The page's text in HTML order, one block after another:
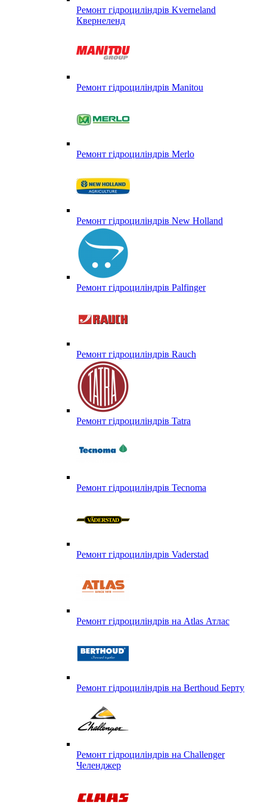
Ремонт гідроциліндрів Kverneland
Квернеленд
Ремонт гідроциліндрів Manitou
Ремонт гідроциліндрів Merlo
Ремонт гідроциліндрів New Holland
Ремонт гідроциліндрів Palfinger
Ремонт гідроциліндрів Rauch
Ремонт гідроциліндрів Tatra
Ремонт гідроциліндрів Tecnoma
Ремонт гідроциліндрів Vaderstad
Ремонт гідроциліндрів на Atlas Атлас
Ремонт гідроциліндрів на Berthoud Берту
Ремонт гідроциліндрів на Challenger
Челенджер